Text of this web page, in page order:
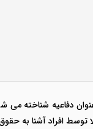
دفاعیه شناخته
توسط افراد آشنا به